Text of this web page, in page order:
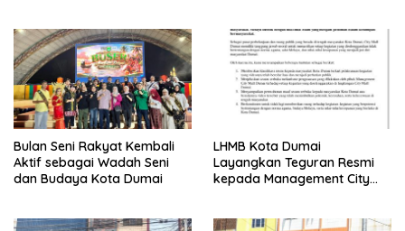
Bulan Seni Rakyat Kembali
Aktif sebagai Wadah Seni
dan Budaya Kota Dumai
LHMB Kota Dumai
Layangkan Teguran Resmi
kepada Management City
kepada Masyarakat